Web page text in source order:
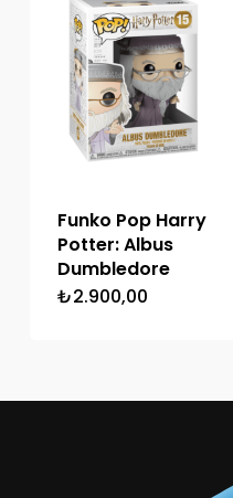
Funko Pop Harry
Potter: Albus
Dumbledore
₺2.900,00